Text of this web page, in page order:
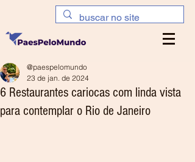
6 Restaurantes cariocas com linda vista
para contemplar o Rio de Janeiro
@paespelomundo
23 de jan. de 2024